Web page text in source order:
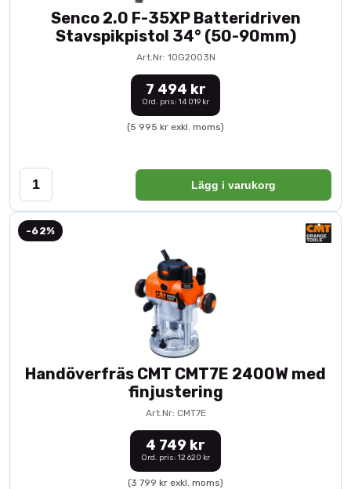
Senco 2.0 F-35XP Batteridriven
Stavspikpistol 34° (50-90mm)
Art.Nr: 10G2003N
7 494 kr
Ord. pris: 14 019 kr
(5 995 kr exkl. moms)
Lägg i varukorg
-62%
Handöverfräs CMT CMT7E 2400W med
finjustering
Art.Nr: CMT7E
4 749 kr
Ord. pris: 12 620 kr
(3 799 kr exkl. moms)